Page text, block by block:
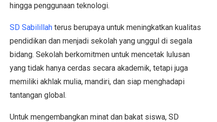
hingga penggunaan teknologi.
SD Sabilillah terus berupaya untuk meningkatkan kualitas
pendidikan dan menjadi sekolah yang unggul di segala
bidang. Sekolah berkomitmen untuk mencetak lulusan
yang tidak hanya cerdas secara akademik, tetapi juga
memiliki akhlak mulia, mandiri, dan siap menghadapi
tantangan global.
Untuk mengembangkan minat dan bakat siswa, SD